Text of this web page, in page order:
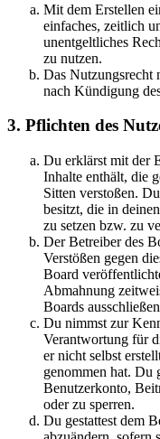
Mit dem Erstellen
einfaches, zeitlich
unentgeltliches
zu nutzen.
Das Nutzungsrecht
nach Kündigung
3. Pflichten des
Du erklärst mit der
Inhalte enthält, die
Sitten verstoßen.
besitzt, die in
zu setzen bzw. zu
Der Betreiber des
Verstößen gegen
Board
Abmahnung
Boards
Du nimmst zur
Verantwortung für
er nicht selbst
genommen hat. Du
Benutzerkonto,
oder zu sperren.
Du gestattest dem